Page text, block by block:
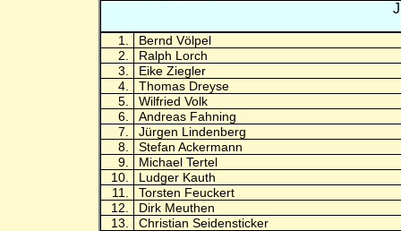
1.
Bernd Völpel
2.
Ralph Lorch
3.
Eike Ziegler
4.
Thomas Dreyse
5.
Wilfried Volk
6.
Andreas Fahning
7.
Jürgen Lindenberg
8.
Stefan Ackermann
9.
Michael Tertel
10.
Ludger Kauth
11.
Torsten Feuckert
12.
Dirk Meuthen
13.
Christian Seidensticker